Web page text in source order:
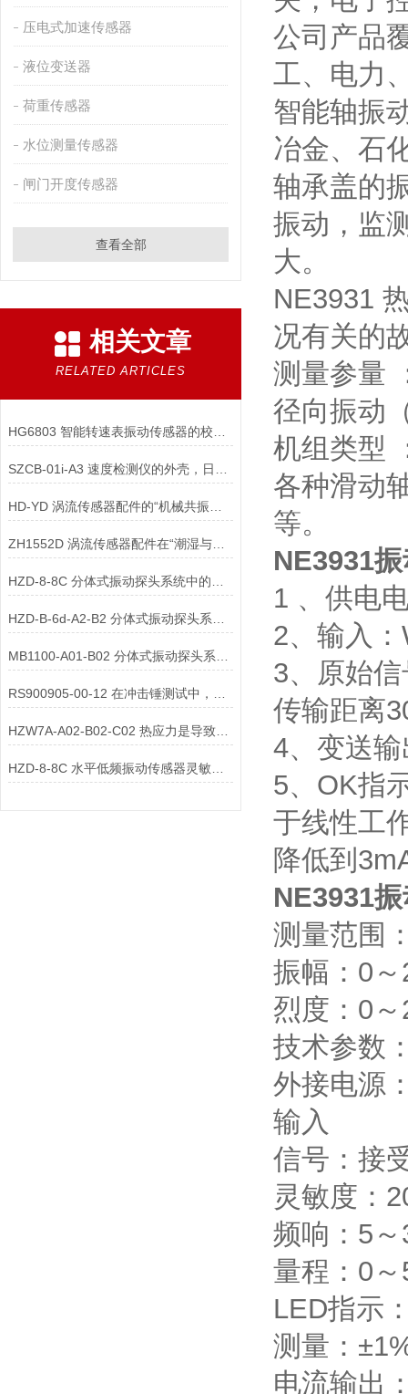
压电式加速传感器
液位变送器
荷重传感器
水位测量传感器
闸门开度传感器
查看全部
相关文章
RELATED ARTICLES
ZH1552D 涡流传感器配件在“潮湿与水浸环境”
HZW7A-A02-B02-C02 热应力是导致振动传感器在热机中失效的关键因素
公司产品
工、电力
智能轴振
冶金、石
轴承盖的
振动，监
大。
NE3931
况有关的
测量参量
径向振动
机组类型
各种滑动
等。
NE3931
1 、供电
2、输入
3、原始
传输距离
4、变送
5、OK指
于线性工
降低到
NE3931
测量范围
振幅：0
烈度：0
技术参数
外接电源
输入
信号：接
灵敏度：
频响：5
量程：0
LED指示
测量：
电流输出